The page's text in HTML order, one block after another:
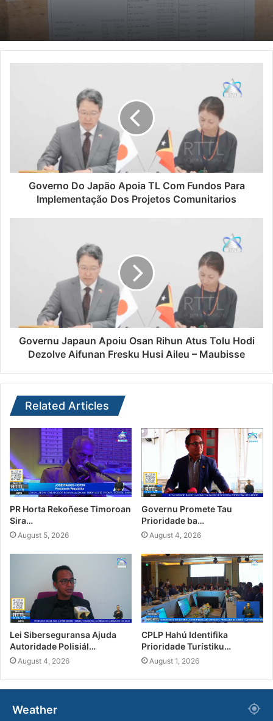
Governo Do Japão Apoia TL Com Fundos Para
Implementação Dos Projetos Comunitarios
Governu Japaun Apoiu Osan Rihun Atus Tolu Hodi
Dezolve Aifunan Fresku Husi Aileu – Maubisse
Related Articles
PR Horta Rekoñese Timoroan
Sira…
August 5, 2026
Governu Promete Tau
Prioridade ba…
August 4, 2026
Lei Siberseguransa Ajuda
Autoridade Polisiál…
August 4, 2026
CPLP Hahú Identifika
Prioridade Turístiku…
August 1, 2026
Weather